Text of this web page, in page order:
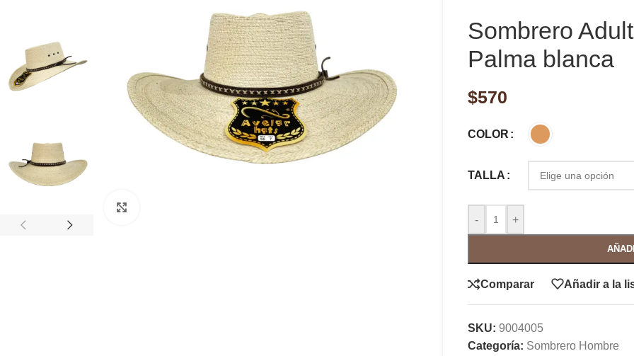
Sombrero
Palma blanca
$570
COLOR
TALLA
- +
Comparar Añadir a la
SKU: 9004005
Categoría: Sombrero Hombre